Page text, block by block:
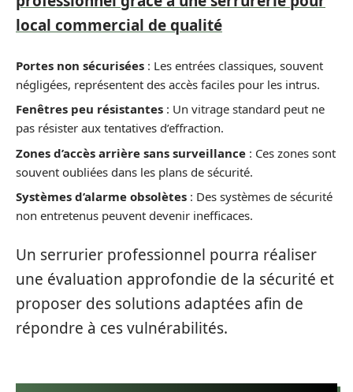
local commercial de qualité
Portes non sécurisées : Les entrées classiques, souvent
négligées, représentent des accès faciles pour les intrus.
Fenêtres peu résistantes : Un vitrage standard peut ne
pas résister aux tentatives d’effraction.
Zones d’accès arrière sans surveillance : Ces zones sont
souvent oubliées dans les plans de sécurité.
Systèmes d’alarme obsolètes : Des systèmes de sécurité
non entretenus peuvent devenir inefficaces.
Un serrurier professionnel pourra réaliser
une évaluation approfondie de la sécurité et
proposer des solutions adaptées afin de
répondre à ces vulnérabilités.